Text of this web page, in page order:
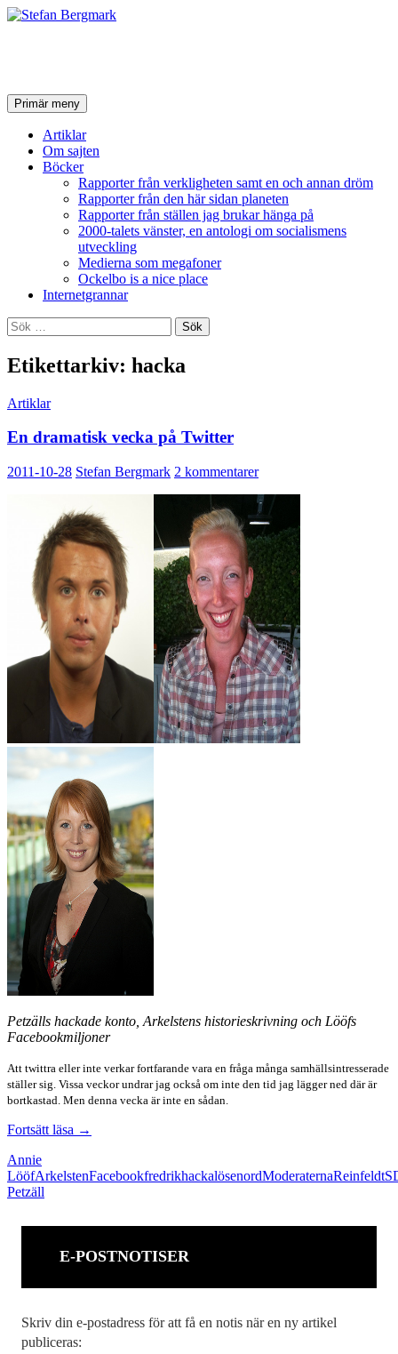
SökPrimär meny Hoppa
till
innehåll
Artiklar
Om sajten
Böcker
Rapporter från verkligheten samt en och annan dröm
Rapporter från den här sidan planeten
Rapporter från ställen jag brukar hänga på
2000-talets vänster, en antologi om socialismens
utveckling
Medierna som megafoner
Ockelbo is a nice place
Internetgrannar
Sök
efter:
Etikettarkiv: hacka
Artiklar
En dramatisk vecka på Twitter
2011-10-28 Stefan Bergmark 2 kommentarer
Petzälls hackade konto, Arkelstens historieskrivning och Lööfs
Facebookmiljoner
Att twittra eller inte verkar fortfarande vara en fråga många samhällsintresserade
ställer sig. Vissa veckor undrar jag också om inte den tid jag lägger ned där är
bortkastad. Men denna vecka är inte en sådan.
Fortsätt läsa En
på
→
Annie
LööfArkelstenFacebookfredrikhackalösenordModeraternaReinfeldt
Petzäll
E-POSTNOTISER
Skriv din e-postadress för att få en notis när en ny artikel
publiceras: